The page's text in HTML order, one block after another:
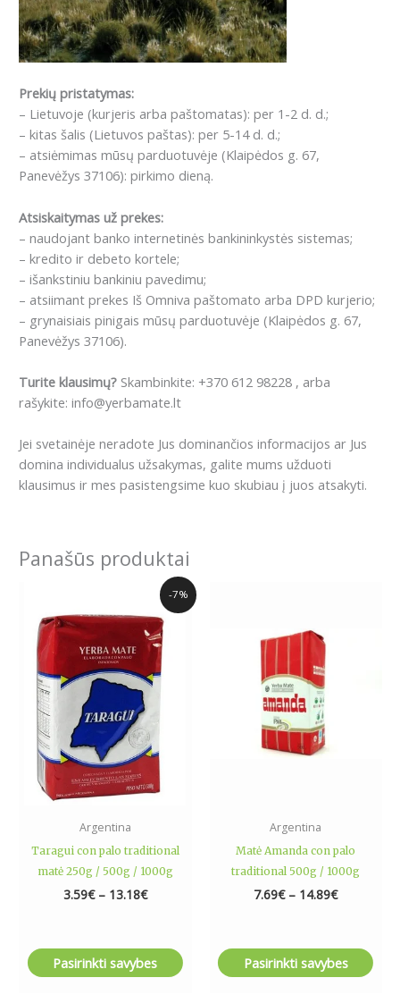
Prekių pristatymas:
– Lietuvoje (kurjeris arba paštomatas): per 1-2 d. d.;
– kitas šalis (Lietuvos paštas): per 5-14 d. d.;
– atsiėmimas mūsų parduotuvėje (Klaipėdos g. 67,
Panevėžys 37106): pirkimo dieną.
Atsiskaitymas už prekes:
– naudojant banko internetinės bankininkystės sistemas;
– kredito ir debeto kortele;
– išankstiniu bankiniu pavedimu;
– atsiimant prekes Iš Omniva paštomato arba DPD kurjerio;
– grynaisiais pinigais mūsų parduotuvėje (Klaipėdos g. 67,
Panevėžys 37106).
Turite klausimų? Skambinkite: +370 612 98228 , arba
rašykite: info@yerbamate.lt
Jei svetainėje neradote Jus dominančios informacijos ar Jus
domina individualus užsakymas, galite mums užduoti
klausimus ir mes pasistengsime kuo skubiau į juos atsakyti.
Panašūs produktai
-7%
Argentina
Taragui con palo traditional
matė 250g / 500g / 1000g
3.59€ – 13.18€
Price
range:
3.59€
through
13.18€
Pasirinkti savybes
product
multiple
variants.
The
options
may
be
chosen
on
page
Argentina
Matė Amanda con palo
traditional 500g / 1000g
7.69€ – 14.89€
Pasirinkti savybes
has
multiple
variants.
The
options
may
be
page